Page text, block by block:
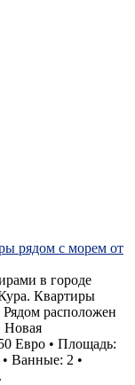
рядом с морем от
в городе
Квартиры
Рядом расположен
Новая
Евро • Площадь:
Ванные: 2 •